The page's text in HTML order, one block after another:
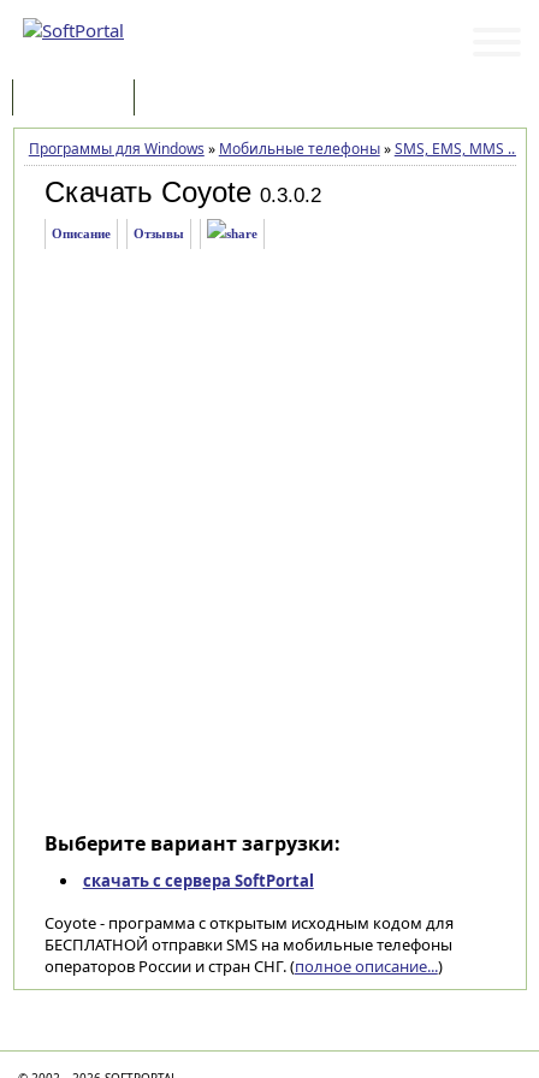
Программы для Windows » Мобильные телефоны»SMS, EMS, MMS ...
Скачать Coyote 0.3.0.2
Описание Отзывы
Выберите вариант загрузки:
скачать с сервера SoftPortal
Coyote - программа с открытым исходным кодом для
БЕСПЛАТНОЙ отправки SMS на мобильные телефоны
операторов России и стран СНГ. (полное описание...)